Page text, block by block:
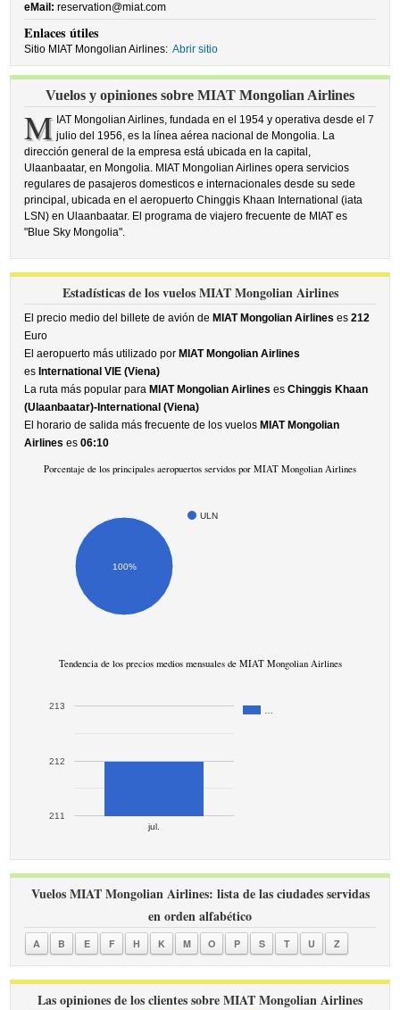
eMail: reservation@miat.com
Enlaces útiles
Sitio MIAT Mongolian Airlines: Abrir sitio
Vuelos y opiniones sobre MIAT Mongolian Airlines
M IAT Mongolian Airlines, fundada en el 1954 y operativa desde el 7
julio del 1956, es la línea aérea nacional de Mongolia. La
dirección general de la empresa está ubicada en la capital,
Ulaanbaatar, en Mongolia. MIAT Mongolian Airlines opera servicios
regulares de pasajeros domesticos e internacionales desde su sede
principal, ubicada en el aeropuerto Chinggis Khaan International (iata
LSN) en Ulaanbaatar. El programa de viajero frecuente de MIAT es
"Blue Sky Mongolia".
Estadísticas de los vuelos MIAT Mongolian Airlines
El precio medio del billete de avión de MIAT Mongolian Airlines es212
Euro
El aeropuerto más utilizado por MIAT Mongolian Airlines
es International VIE (Viena)
La ruta más popular para MIAT Mongolian Airlines esChinggis Khaan
(Ulaanbaatar)-International (Viena)
El horario de salida más frecuente de los vuelos MIAT Mongolian
Airlines es06:10
Porcentaje de los principales aeropuertos servidos por MIAT Mongolian Airlines
ULN
100%
Tendencia de los precios medios mensuales de MIAT Mongolian Airlines
jul.
211
212
213
Vuelos MIAT Mongolian Airlines: lista de las ciudades servidas
en orden alfabético
A B E F H K M O P S T U Z
Las opiniones de los clientes sobre MIAT Mongolian Airlines